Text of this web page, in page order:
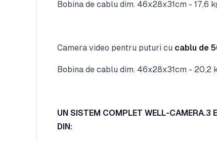
Bobina de cablu dim. 46x28x31cm - 17,6
Camera video pentru puturi cu cablu de
Bobina de cablu dim. 46x28x31cm - 20,2
UN SISTEM COMPLET WELL-CAMERA.3
DIN: